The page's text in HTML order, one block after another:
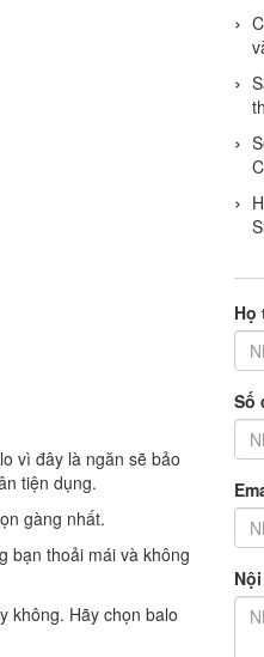
vì đây là ngăn sẽ bảo
tiện dụng.
gàng nhất.
bạn thoải mái và không
không. Hãy chọn balo
Họ
Số